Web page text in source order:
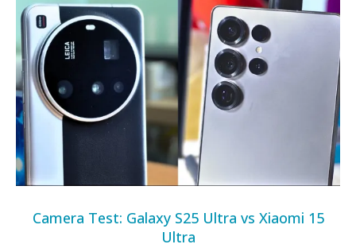
Camera Test: Galaxy S25 Ultra vs Xiaomi 15
Ultra